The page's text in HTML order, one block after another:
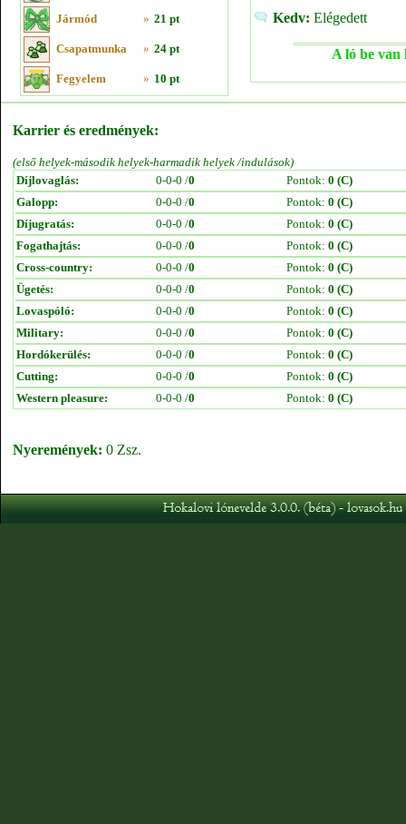
Jármód » 21 pt
Csapatmunka » 24 pt
Fegyelem » 10 pt
Kedv: Elégedett
A ló be van
Karrier és eredmények:
(első helyek-második helyek-harmadik helyek /indulások)
Díjlovaglás:
0-0-0 /0 Pontok: 0 (C)
Galopp:
0-0-0 /0 Pontok: 0 (C)
Díjugratás:
0-0-0 /0 Pontok: 0 (C)
Fogathajtás:
0-0-0 /0 Pontok: 0 (C)
Cross-country:
0-0-0 /0 Pontok: 0 (C)
Ügetés:
0-0-0 /0 Pontok: 0 (C)
Lovaspóló:
0-0-0 /0 Pontok: 0 (C)
Military:
0-0-0 /0 Pontok: 0 (C)
Hordókerülés:
0-0-0 /0 Pontok: 0 (C)
Cutting:
0-0-0 /0 Pontok: 0 (C)
Western pleasure:
0-0-0 /0 Pontok: 0 (C)
Nyeremények: 0 Zsz.